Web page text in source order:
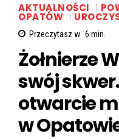
AKTUALNOŚCI
OPATÓW
Przeczytasz w 6 min.
Żołnierze
swój
otwarcie
w